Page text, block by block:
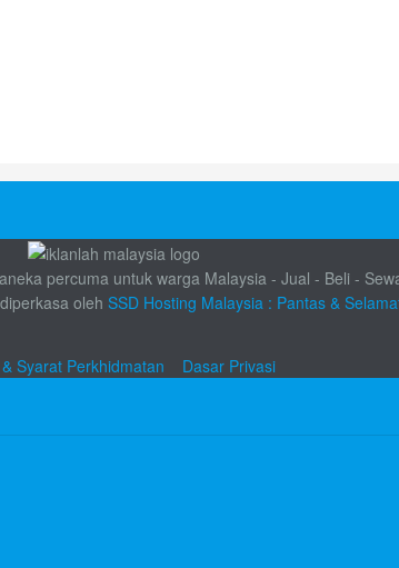
percuma untuk warga Malaysia - Jual - Beli -
oleh SSD Hosting Malaysia : Pantas &
Syarat Perkhidmatan Dasar Privasi